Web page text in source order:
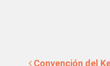
Convención del